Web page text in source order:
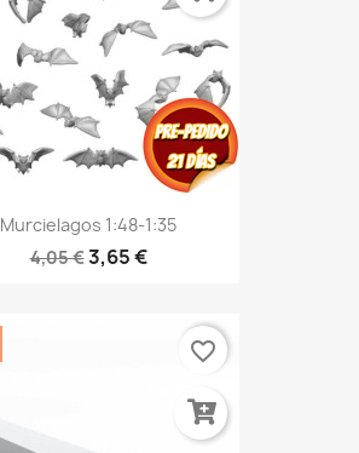
Murcielagos 1:48-1:35
4,05 €3,65 €
favorite_border